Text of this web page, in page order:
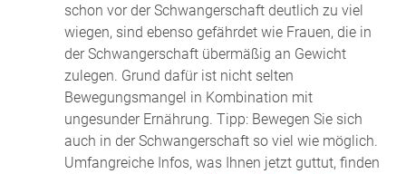
schon vor der Schwangerschaft deutlich zu viel
wiegen, sind ebenso gefährdet wie Frauen, die in
der Schwangerschaft übermäßig an Gewicht
zulegen. Grund dafür ist nicht selten
Bewegungsmangel in Kombination mit
ungesunder Ernährung. Tipp: Bewegen Sie sich
auch in der Schwangerschaft so viel wie möglich.
Umfangreiche Infos, was Ihnen jetzt guttut, finden